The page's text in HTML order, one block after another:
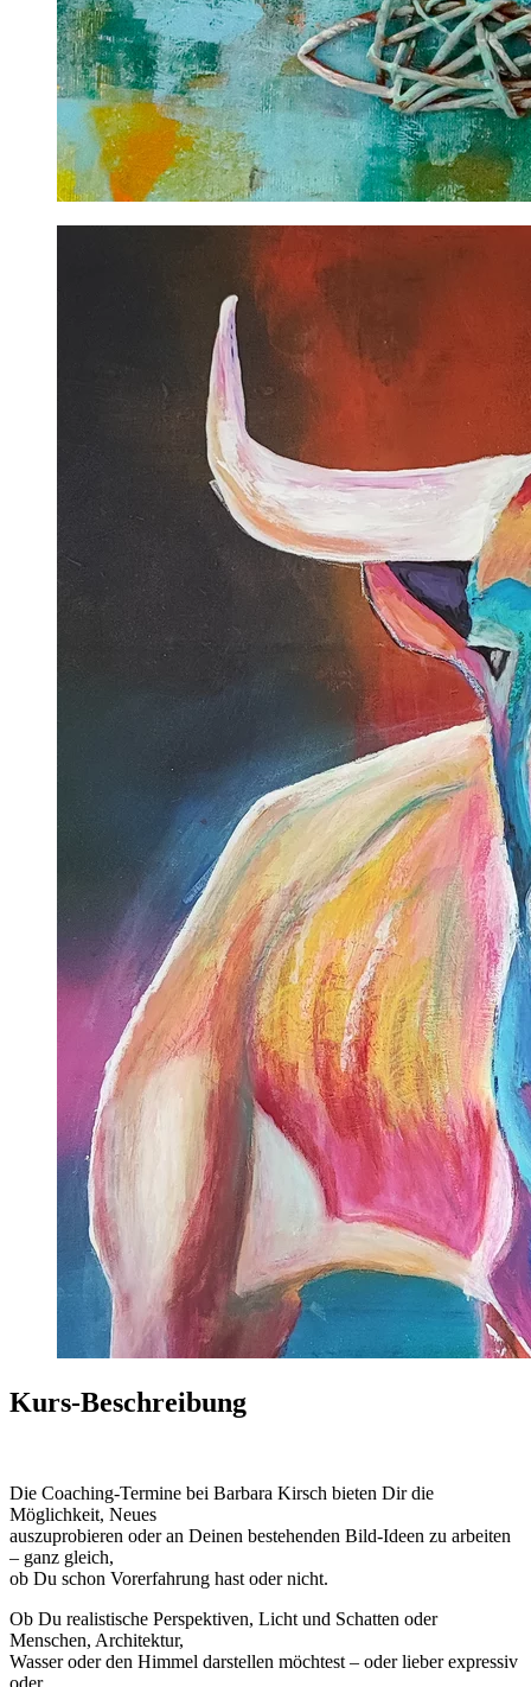
Kurs-Beschreibung
Die Coaching-Termine bei Barbara Kirsch bieten Dir die
Möglichkeit, Neues
auszuprobieren oder an Deinen bestehenden Bild-Ideen zu arbeiten
– ganz gleich,
ob Du schon Vorerfahrung hast oder nicht.
Ob Du realistische Perspektiven, Licht und Schatten oder
Menschen, Architektur,
Wasser oder den Himmel darstellen möchtest – oder lieber expressiv
oder